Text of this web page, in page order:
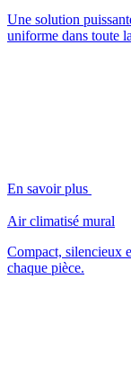
Une solution
uniforme dans toute
En savoir plus
Air climatisé mural
Compact, silencieux
chaque pièce.